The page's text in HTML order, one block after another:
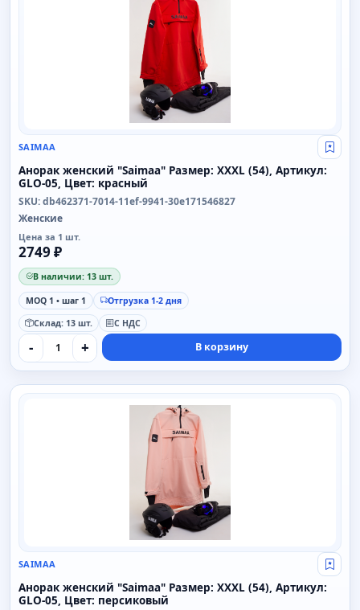
SAIMAA Свой
Анорак женский "Saimaa" Размер: XXXL (54), Артикул:
GLO-05, Цвет: красный
SKU: db462371-7014-11ef-9941-30e171546827
Женские
Цена за 1 шт.
2749 ₽
В наличии: 13 шт.
MOQ 1 • шаг 1
Отгрузка 1-2 дня
Склад: 13 шт.
С НДС
- + В корзину
SAIMAA
SAIMAA Свой
Анорак женский "Saimaa" Размер: XXXL (54), Артикул:
GLO-05, Цвет: персиковый